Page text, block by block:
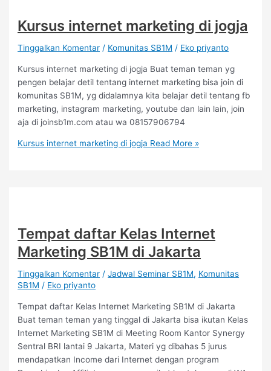
Kursus internet marketing di jogja
Tinggalkan Komentar / Komunitas SB1M / Eko priyanto
Kursus internet marketing di jogja Buat teman teman yg
pengen belajar detil tentang internet marketing bisa join di
komunitas SB1M, yg didalamnya kita belajar detil tentang fb
marketing, instagram marketing, youtube dan lain lain, join
aja di joinsb1m.com atau wa 08157906794
Kursus internet marketing di jogja Read More »
Tempat daftar Kelas Internet
Marketing SB1M di Jakarta
Tinggalkan Komentar /Jadwal Seminar SB1M, Komunitas
SB1M / Eko priyanto
Tempat daftar Kelas Internet Marketing SB1M di Jakarta
Buat teman teman yang tinggal di Jakarta bisa ikutan Kelas
Internet Marketing SB1M di Meeting Room Kantor Synergy
Sentral BRI lantai 9 Jakarta, Materi yg dibahas 5 jurus
mendapatkan Income dari Internet dengan program